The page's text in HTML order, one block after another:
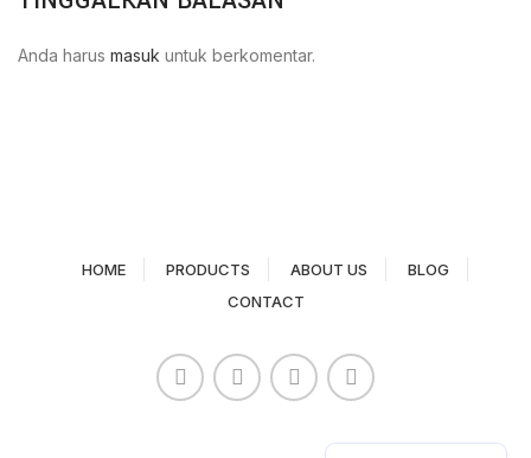
Anda harus masuk untuk berkomentar.
HOME PRODUCTS ABOUT US
BLOG
CONTACT